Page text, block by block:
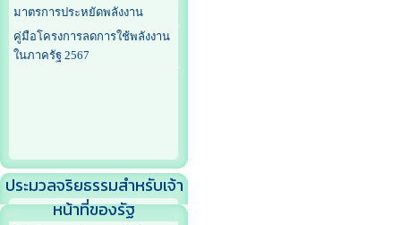
มาตรการประหยัดพลังงาน
คู่มือโครงการลดการใช้พลังงาน
ในภาครัฐ 2567
ประมวลจริยธรรมสำหรับเจ้า
หน้าที่ของรัฐ